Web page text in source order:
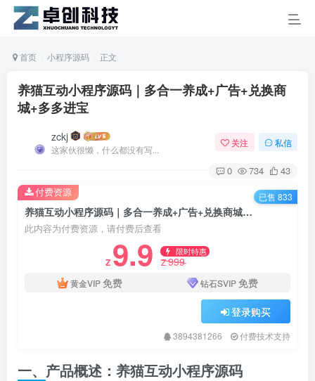
首页 小程序源码 正文
养猫互动小程序源码｜多合一养成+广告+兑换商
城+多多进宝
zckj
这家伙很懒，什么都没有写...
关注 私信
0 734 43
养猫互动小程序源码｜多合一养成+广告+兑换商城+多多进宝
此内容为付费资源，请付费后查看
Z 9.9 限时特惠
Z999
黄金VIP免费 钻石SVIP免费
登录购买
3894381266 付费技术支持
付费资源 已售 833
一、产品概述：养猫互动小程序源码